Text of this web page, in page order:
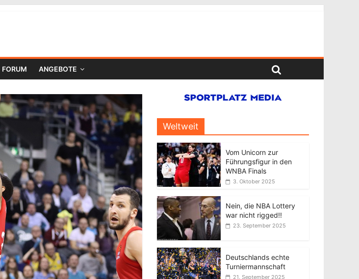
FORUM ANGEBOTE
Weltweit
Vom Unicorn zur
Führungsfigur in den
WNBA Finals
3. Oktober 2025
Nein, die NBA Lottery
war nicht rigged!!
23. September 2025
Deutschlands echte
Turniermannschaft
21. September 2025